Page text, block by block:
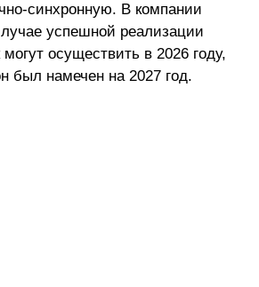
синхронную. В компании
успешной реализации
могут осуществить в 2026 году,
был намечен на 2027 год.